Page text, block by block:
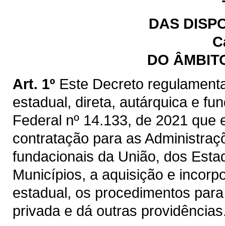
DAS
DO
Art. 1º Este Decreto
estadual, direta, autárquica e
Federal nº 14.133, de 2021
contratação para as
fundacionais da União, dos
Municípios, a aquisição e
estadual, os procedimentos
privada e dá outras